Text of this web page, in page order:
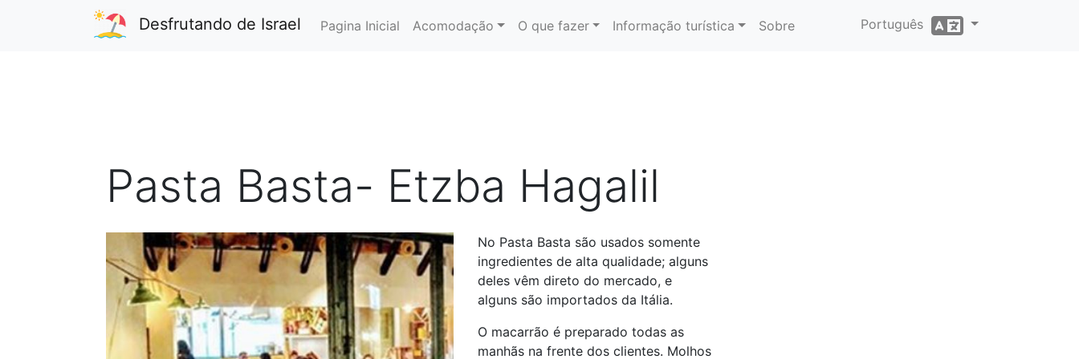
Desfrutando de Israel Pagina Inicial Acomodação O que fazer Informação turística Sobre Português
Pasta Basta- Etzba Hagalil
No Pasta Basta são usados somente
ingredientes de alta qualidade; alguns
deles vêm direto do mercado, e
alguns são importados da Itália.
O macarrão é preparado todas as
manhãs na frente dos clientes. Molhos